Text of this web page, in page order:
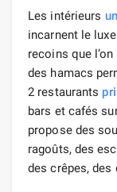
Les intérieurs
incarnent le
recoins que
des hamacs
2 restaurants
bars et cafés
propose des
ragoûts, des
des crêpes,